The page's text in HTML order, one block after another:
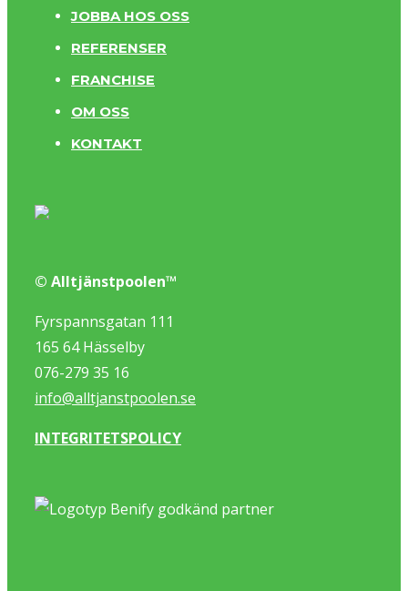
JOBBA HOS OSS
REFERENSER
FRANCHISE
OM OSS
KONTAKT
© Alltjänstpoolen™
Fyrspannsgatan 111
165 64 Hässelby
076-279 35 16
info@alltjanstpoolen.se
INTEGRITETSPOLICY